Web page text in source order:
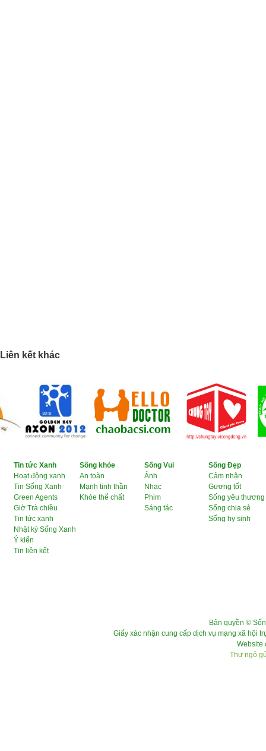
Liên kết khác
Tin tức Xanh
Hoạt động xanh
Tin Sống Xanh
Green Agents
Giờ Trà chiều
Tin tức xanh
Nhật ký Sống Xanh
Ý kiến
Tin liên kết
Sống khỏe
An toàn
Mạnh tinh thần
Khỏe thể chất
Sống Vui
Ảnh
Nhạc
Phim
Sáng tác
Sống Đẹp
Cảm nhận
Gương tốt
Sống yêu thương
Sống chia sẻ
Sống hy sinh
Bản quyền ©
Giấy xác nhận cung cấp dịch vụ mạng xã hội
Website
Thư ngỏ